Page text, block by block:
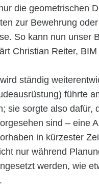
die geometrischen
zur Bewehrung
So kann nun unser
Christian Reiter,
ständig
führte
sie sorgte also dafür,
sind – eine
in kürzester
nur während
werden, wie